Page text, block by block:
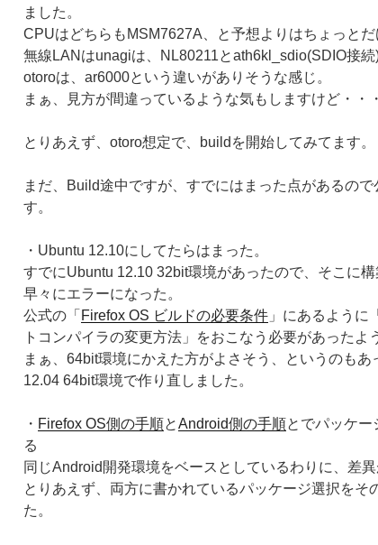
ました。
CPUはどちらもMSM7627A、と予想よりはちょっとだ
無線LANはunagiは、NL80211とath6kl_sdio(SDIO接続
otoroは、ar6000という違いがありそうな感じ。
まぁ、見方が間違っているような気もしますけど・・・
とりあえず、otoro想定で、buildを開始してみてます。
まだ、Build途中ですが、すでにはまった点があるので
す。
・Ubuntu 12.10にしてたらはまった。
すでにUbuntu 12.10 32bit環境があったので、そこに
早々にエラーになった。
公式の「 Firefox OS ビルドの必要条件 」にあるように
トコンパイラの変更方法」をおこなう必要があったよ
まぁ、64bit環境にかえた方がよさそう、というのもあ
12.04 64bit環境で作り直しました。
・ Firefox OS側の手順とAndroid側の手順とでパッケー
る
同じAndroid開発環境をベースとしているわりに、差異
とりあえず、両方に書かれているパッケージ選択をそ
た。